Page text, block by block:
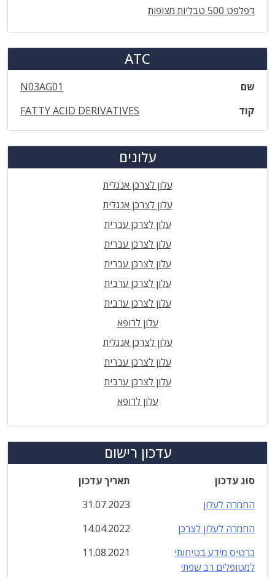
דפלפט 500 טבליות מצופות
ATC
שם
N03AG01
קוד
FATTY ACID DERIVATIVES
עלונים
עלון לצרכן אנגלית
עלון לצרכן אנגלית
עלון לצרכן עברית
עלון לצרכן עברית
עלון לצרכן עברית
עלון לצרכן ערבית
עלון לצרכן ערבית
עלון לרופא
עלון לצרכן אנגלית
עלון לצרכן עברית
עלון לצרכן ערבית
עלון לרופא
עדכון רישום
סוג עדכון
תאריך עדכון
החמרה לעלון
31.07.2023
החמרה לעלון לצרכן
14.04.2022
כרטיס מידע בטיחותי
למטופלים רב שפתי
11.08.2021